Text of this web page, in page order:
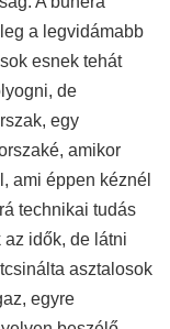
a legvidámabb
esnek tehát
de
egy
amikor
ami éppen kéznél
technikai tudás
idők, de látni
asztalosok
egyre